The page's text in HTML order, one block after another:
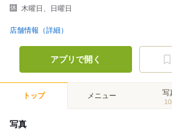
木曜日、日曜日
店舗情報（詳細）
アプリで開く
トップ メニュー 写
写真